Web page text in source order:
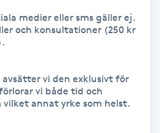
medier eller sms gäller ej.
och konsultationer (250 kr
vi den exklusivt för
vi både tid och
vilket annat yrke som helst.